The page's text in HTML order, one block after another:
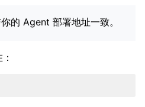
的 Agent 部署地址一致。